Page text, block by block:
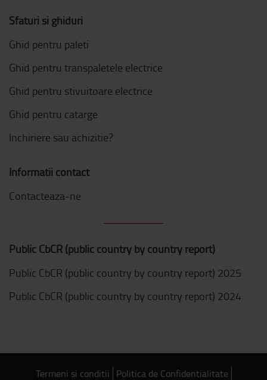
Sfaturi si ghiduri
Ghid pentru paleti
Ghid pentru transpaletele electrice
Ghid pentru stivuitoare electrice
Ghid pentru catarge
Inchiriere sau achizitie?
Informatii contact
Contacteaza-ne
Public CbCR (public country by country report)
Public CbCR (public country by country report) 2025
Public CbCR (public country by country report) 2024
Termeni si conditii Politica de Confidentialitate